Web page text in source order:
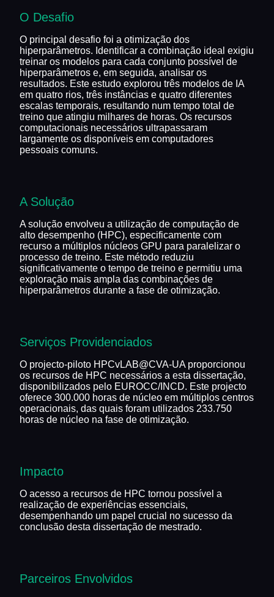
O Desafio
O principal desafio foi a otimização dos
hiperparâmetros. Identificar a combinação ideal exigiu
treinar os modelos para cada conjunto possível de
hiperparâmetros e, em seguida, analisar os
resultados. Este estudo explorou três modelos de IA
em quatro rios, três instâncias e quatro diferentes
escalas temporais, resultando num tempo total de
treino que atingiu milhares de horas. Os recursos
computacionais necessários ultrapassaram
largamente os disponíveis em computadores
pessoais comuns.
A Solução
A solução envolveu a utilização de computação de
alto desempenho (HPC), especificamente com
recurso a múltiplos núcleos GPU para paralelizar o
processo de treino. Este método reduziu
significativamente o tempo de treino e permitiu uma
exploração mais ampla das combinações de
hiperparâmetros durante a fase de otimização.
Serviços Providenciados
O projecto-piloto HPCvLAB@CVA-UA proporcionou
os recursos de HPC necessários a esta dissertação,
disponibilizados pelo EUROCC/INCD. Este projecto
oferece 300.000 horas de núcleo em múltiplos centros
operacionais, das quais foram utilizados 233.750
horas de núcleo na fase de otimização.
Impacto
O acesso a recursos de HPC tornou possível a
realização de experiências essenciais,
desempenhando um papel crucial no sucesso da
conclusão desta dissertação de mestrado.
Parceiros Envolvidos